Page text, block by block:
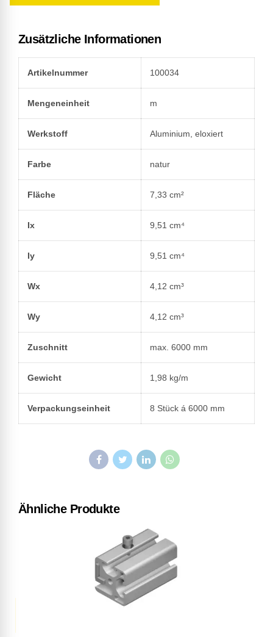
Zusätzliche Informationen
Artikelnummer 100034
Mengeneinheit m
Werkstoff Aluminium, eloxiert
Farbe natur
Fläche 7,33 cm²
Ix 9,51 cm⁴
Iy 9,51 cm⁴
Wx 4,12 cm³
Wy 4,12 cm³
Zuschnitt max. 6000 mm
Gewicht 1,98 kg/m
Verpackungseinheit 8 Stück á 6000 mm
Ähnliche Produkte